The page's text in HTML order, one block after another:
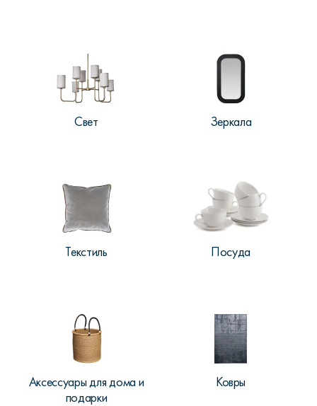
Свет Зеркала
Текстиль Посуда
Аксессуары для дома и
подарки
Ковры